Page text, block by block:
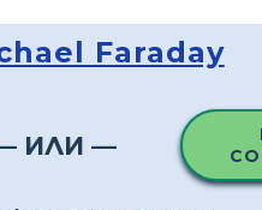
Faraday
ИЛИ —